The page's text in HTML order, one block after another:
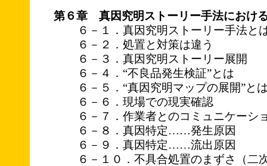
第６章 真因究明ストーリー手法におけ
６－１．真因究明ストーリー手法と
６－２．処置と対策は違う
６－３．真因究明ストーリー展開
６－４．“不良品発生検証”とは
６－５．“真因究明マップの展開”と
６－６．現場での現実確認
６－７．作業者とのコミュニケーシ
６－８．真因特定……発生原因
６－９．真因特定……流出原因
６－１０．不具合処置のまずさ（二